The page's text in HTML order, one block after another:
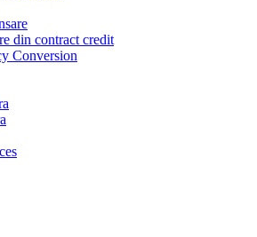
din contract credit
Conversion